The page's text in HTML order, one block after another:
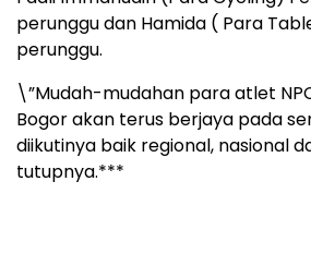
perunggu dan Hamida ( Para
perunggu.
\”Mudah-mudahan para atlet
Bogor akan terus berjaya pada
diikutinya baik regional, nasional
tutupnya.***